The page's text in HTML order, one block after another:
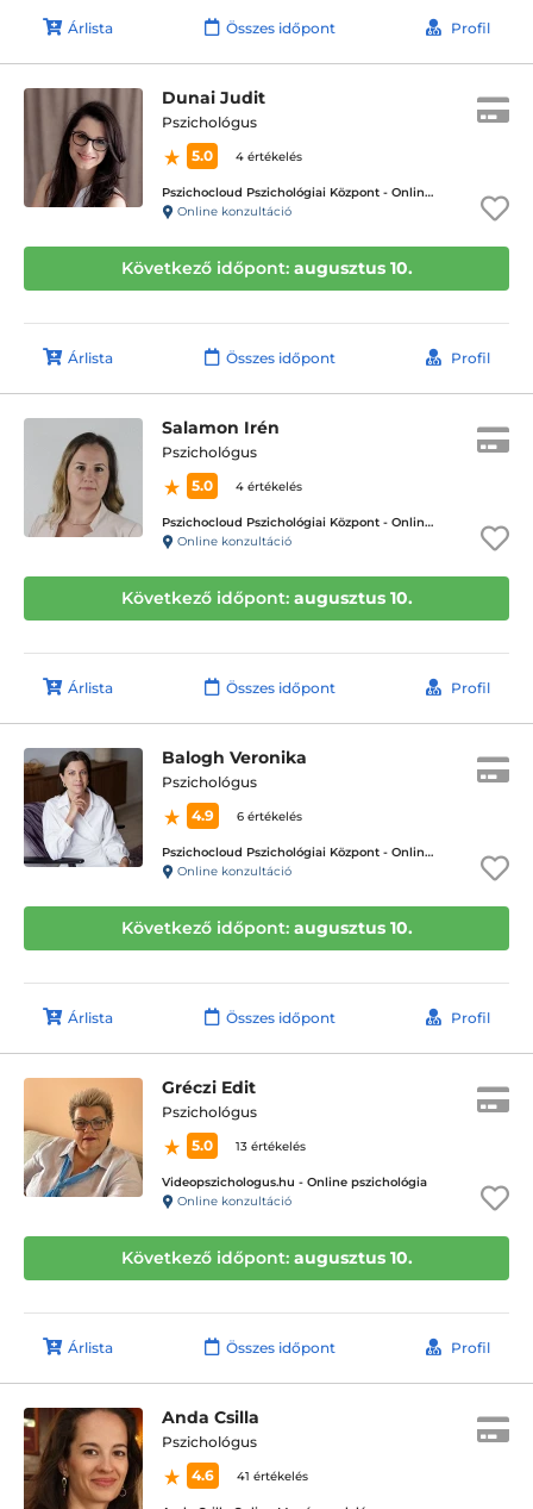
Árlista Összes időpont Profil
Dunai Judit
Pszichológus
5.0
4 értékelés
Pszichocloud Pszichológiai Központ - Online ügyfélfogadás
Online konzultáció
Következő időpont: augusztus 10.
Árlista Összes időpont Profil
Salamon Irén
Pszichológus
5.0
4 értékelés
Pszichocloud Pszichológiai Központ - Online ügyfélfogadás
Online konzultáció
Következő időpont: augusztus 10.
Árlista Összes időpont Profil
Balogh Veronika
Pszichológus
4.9
6 értékelés
Pszichocloud Pszichológiai Központ - Online ügyfélfogadás
Online konzultáció
Következő időpont: augusztus 10.
Árlista Összes időpont Profil
Gréczi Edit
Pszichológus
5.0
13 értékelés
Videopszichologus.hu - Online pszichológia
Online konzultáció
Következő időpont: augusztus 10.
Árlista Összes időpont Profil
Anda Csilla
Pszichológus
4.6
41 értékelés